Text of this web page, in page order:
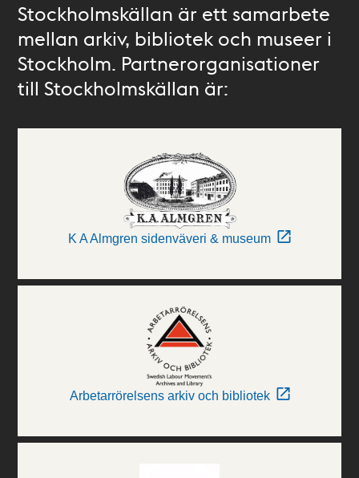
Stockholmskällan är ett samarbete
mellan arkiv, bibliotek och museer i
Stockholm. Partnerorganisationer
till Stockholmskällan är:
K A Almgren sidenväveri & museum
Arbetarrörelsens arkiv och bibliotek